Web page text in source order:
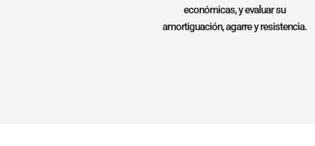
económicas, y evaluar su
amortiguación, agarre y resistencia.